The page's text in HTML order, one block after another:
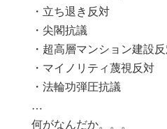
・立ち退き反対
・尖閣抗議
・超高層マンション建設
・マイノリティ蔑視反対
・法輪功弾圧抗議
…
何がなんだか。。。